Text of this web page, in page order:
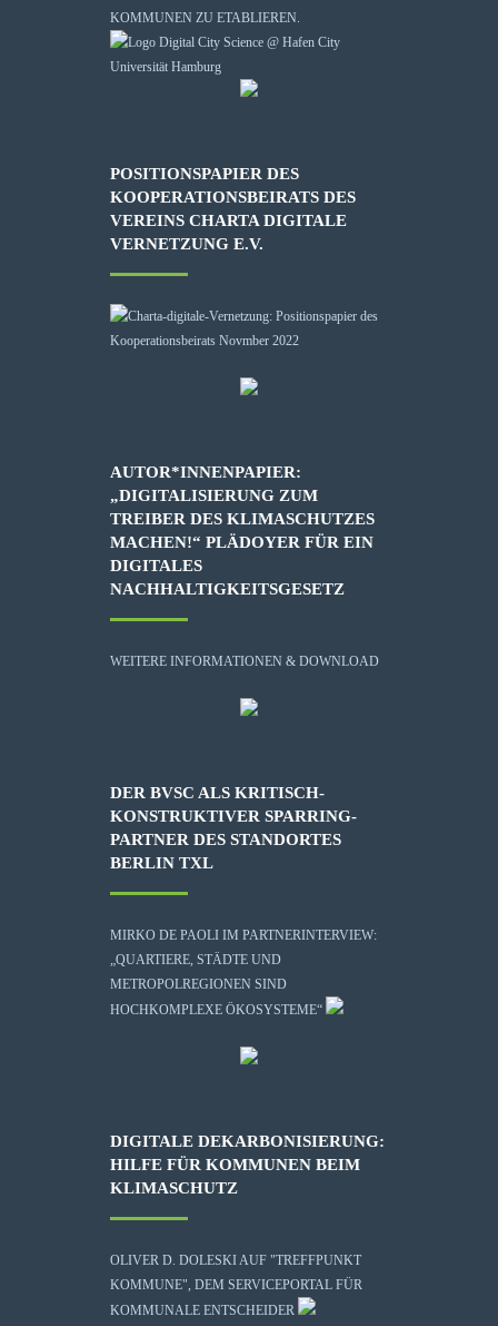
KOMMUNEN ZU ETABLIEREN.
POSITIONSPAPIER DES
KOOPERATIONSBEIRATS DES
VEREINS CHARTA DIGITALE
VERNETZUNG E.V.
AUTOR*INNENPAPIER:
„DIGITALISIERUNG ZUM
TREIBER DES KLIMASCHUTZES
MACHEN!“ PLÄDOYER FÜR EIN
DIGITALES
NACHHALTIGKEITSGESETZ
WEITERE INFORMATIONEN & DOWNLOAD
DER BVSC ALS KRITISCH-
KONSTRUKTIVER SPARRING-
PARTNER DES STANDORTES
BERLIN TXL
MIRKO DE PAOLI IM PARTNERINTERVIEW:
„QUARTIERE, STÄDTE UND
METROPOLREGIONEN SIND
HOCHKOMPLEXE ÖKOSYSTEME“
DIGITALE DEKARBONISIERUNG:
HILFE FÜR KOMMUNEN BEIM
KLIMASCHUTZ
OLIVER D. DOLESKI AUF "TREFFPUNKT
KOMMUNE", DEM SERVICEPORTAL FÜR
KOMMUNALE ENTSCHEIDER